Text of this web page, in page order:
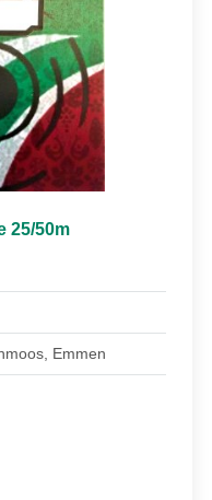
25/50m
Emmen